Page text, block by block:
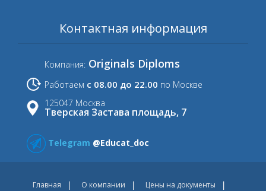
Контактная информация
Компания: Originals Diploms
Работаем с 08.00 до 22.00 по Москве
125047 Москва
Тверская Застава площадь, 7
Telegram @Educat_doc
Главная О компании
Цены на документы